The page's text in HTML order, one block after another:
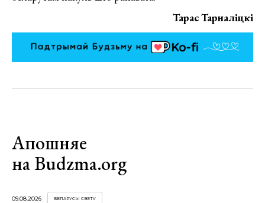
Тарас Тарналіцкі
Апошняе
на Budzma.org
09.08.2026 БЕЛАРУСЫ СВЕТУ